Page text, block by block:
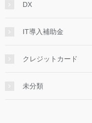
DX
IT導入補助金
クレジットカード
未分類